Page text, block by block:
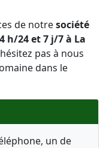
de notresociété
h/24 et 7 j/7 à La
pas à nous
dans le
un de